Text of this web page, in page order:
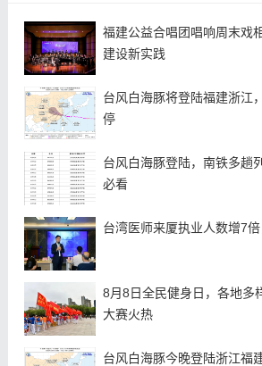
福建公益合唱团唱响周末戏
建设新实践
台风白海豚将登陆福建浙江
停
台风白海豚登陆，南铁多趟
必看
台湾医师来厦执业人数增7
8月8日全民健身日，各地多
大赛火热
台风白海豚今晚登陆浙江福